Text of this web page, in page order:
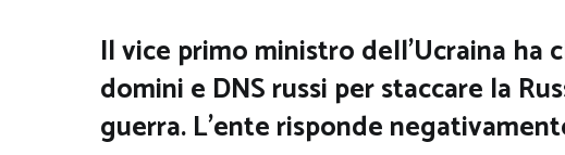
Il vice primo ministro dell’Ucraina ha
domini e DNS russi per staccare la
guerra. L’ente risponde